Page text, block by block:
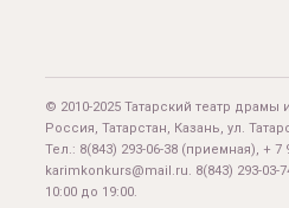
© 2010-2025 Татарский театр
Россия, Татарстан, Казань, ул.
Тел.: 8(843) 293-06-38 (приемная), + 7
karimkonkurs@mail.ru. 8(843) 293-03-
10:00 до 19:00.